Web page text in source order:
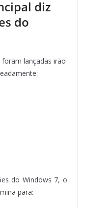
diz
do
lançadas irão
do Windows 7, o
para: